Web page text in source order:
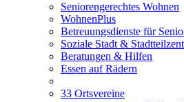
Seniorengerechtes Wohnen
WohnenPlus
Betreuungsdienste für
Soziale Stadt &
Beratungen & Hilfen
Essen auf Rädern
33 Ortsvereine